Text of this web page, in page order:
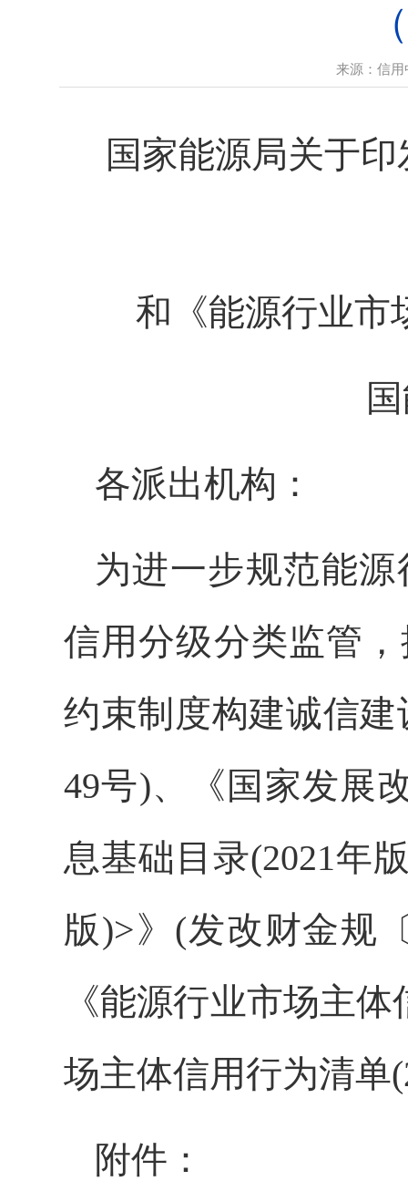
来源： 信用
国家能源局关于
和《能源行业市
各派出机构：
为进一步规范能
信用分级分类监管
约束制度构建诚信
49号)、《国家发展
息基础目录(2021年
版)>》(发改财金规
《能源行业市场主
场主体信用行为清单
附件：